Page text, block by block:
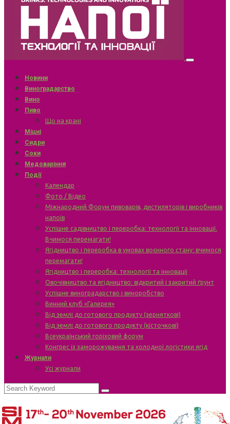
Новини
Виноградарство
Вино
Пиво
Що на крані
Міцні
Сидри
Соки
Медоваріння
Події
Календар
Фото / Відео
Міжнародний Форум пивоварів, дистиляторів і виробників
напоїв
Успішне садівництво і переробка: технології та інновації.
Вчимося перемагати!
Ягідництво і переробка в умовах воєнного стану: вчимося
перемагати!
Ягідництво і переробка: технології та інновації
Овочівництво та ягідництво: відкритий і закритий ґрунт
Успішне виноградарство і виноробство
Винний клуб «Галерея»
Від землі до готового продукту (зерняткові)
Від землі до готового продукту (кісточкові)
Всеукраїнський горіховий форум
Конгрес із заморожування та холодної логістики ягід
Журнали
Усі журнали